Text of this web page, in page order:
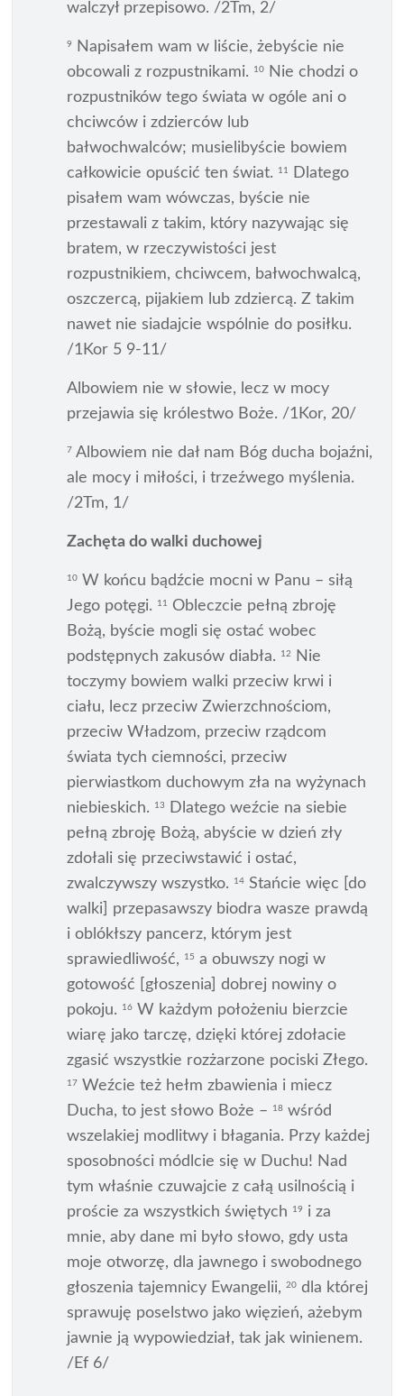
walczył przepisowo. /2Tm, 2/
9
Napisałem wam w liście, żebyście nie
obcowali z rozpustnikami.
10
Nie chodzi o
rozpustników tego świata w ogóle ani o
chciwców i zdzierców lub
bałwochwalców; musielibyście bowiem
całkowicie opuścić ten świat.
11
Dlatego
pisałem wam wówczas, byście nie
przestawali z takim, który nazywając się
bratem, w rzeczywistości jest
rozpustnikiem, chciwcem, bałwochwalcą,
oszczercą, pijakiem lub zdziercą. Z takim
nawet nie siadajcie wspólnie do posiłku.
/1Kor 5 9-11/
Albowiem nie w słowie, lecz w mocy
przejawia się królestwo Boże. /1Kor, 20/
7 Albowiem nie dał nam Bóg ducha bojaźni,
ale mocy i miłości, i trzeźwego myślenia.
/2Tm, 1/
Zachęta do walki duchowej
10 W końcu bądźcie mocni w Panu – siłą
Jego potęgi.
11
Obleczcie pełną zbroję
Bożą, byście mogli się ostać wobec
podstępnych zakusów diabła.
12
Nie
toczymy bowiem walki przeciw krwi i
ciału, lecz przeciw Zwierzchnościom,
przeciw Władzom, przeciw rządcom
świata tych ciemności, przeciw
pierwiastkom duchowym zła na wyżynach
niebieskich.
13
Dlatego weźcie na siebie
pełną zbroję Bożą, abyście w dzień zły
zdołali się przeciwstawić i ostać,
zwalczywszy wszystko.
14 Stańcie więc [do
walki] przepasawszy biodra wasze prawdą
i oblókłszy pancerz, którym jest
sprawiedliwość,
15 a obuwszy nogi w
gotowość [głoszenia] dobrej nowiny o
pokoju.
16 W każdym położeniu bierzcie
wiarę jako tarczę, dzięki której zdołacie
zgasić wszystkie rozżarzone pociski Złego.
17 Weźcie też hełm zbawienia i miecz
Ducha, to jest słowo Boże –
18 wśród
wszelakiej modlitwy i błagania. Przy każdej
sposobności módlcie się w Duchu! Nad
tym właśnie czuwajcie z całą usilnością i
proście za wszystkich świętych
19
i za
mnie, aby dane mi było słowo, gdy usta
moje otworzę, dla jawnego i swobodnego
głoszenia tajemnicy Ewangelii,20 dla której
sprawuję poselstwo jako więzień, ażebym
jawnie ją wypowiedział, tak jak winienem.
/Ef 6/